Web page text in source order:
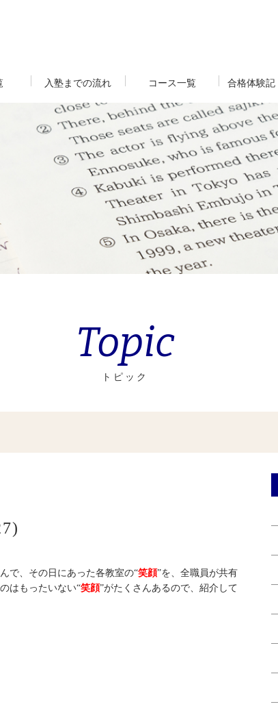
入塾までの流れ コース一覧 合格体験記
Topic
トピック
んで、その日にあった各教室の“笑顔”を、全職員が共有
はもったいない“笑顔”がたくさんあるので、紹介して